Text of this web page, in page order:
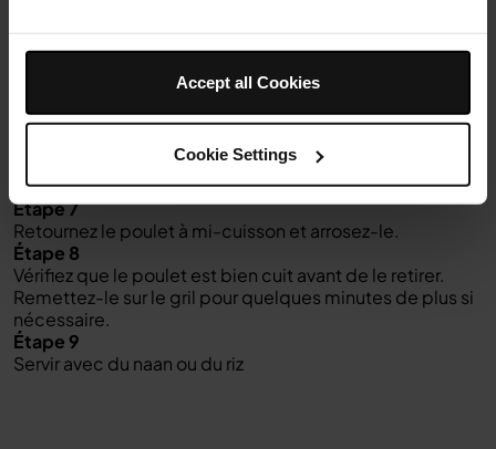
Accept all Cookies
Cookie Settings
Foodi Health, et fermez le couvercle.
Sélectionnez Grill, réglez la température sur l'option la
plus élevée et réglez le minuteur sur 18 minutes.
Vaporisez d'huile et ajoutez le poulet sur la plaque du
gril.
Étape 7
Retournez le poulet à mi-cuisson et arrosez-le.
Étape 8
Vérifiez que le poulet est bien cuit avant de le retirer.
Remettez-le sur le gril pour quelques minutes de plus si
nécessaire.
Étape 9
Servir avec du naan ou du riz